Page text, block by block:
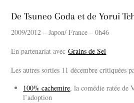
De Tsuneo Goda et de Yorui
2009/2012 – Japon/ France – 0h46
En partenariat avecGrains de Sel
Les autres sorties 11 décembre critiquées
100% cachemire, la comédie ratée de
l’adoption